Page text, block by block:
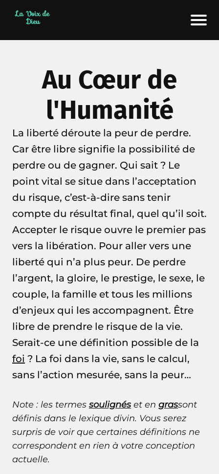
La Voix de
Dieu
Au Cœur de
l'Humanité
La liberté déroute la peur de perdre.
Car être libre signifie la possibilité de
perdre ou de gagner. Qui sait ? Le
point vital se situe dans l’acceptation
du risque, c’est-à-dire sans tenir
compte du résultat final, quel qu’il soit.
Accepter le risque ouvre le premier pas
vers la libération. Pour aller vers une
liberté qui n’a plus peur. De perdre
l’argent, la gloire, le prestige, le sexe, le
couple, la famille et tous les millions
d’enjeux qui les accompagnent. Être
libre de prendre le risque de la vie.
Serait-ce une définition possible de la
foi ? La foi dans la vie, sans le calcul,
sans l’action mesurée, sans la peur…
Note : les termes soulignés et en grassont
définis dans le lexique divin. Vous serez
surpris de voir que certaines définitions ne
correspondent en rien à votre conception
actuelle.